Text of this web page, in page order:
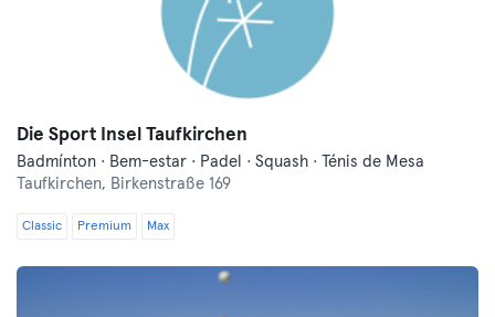
Die Sport Insel Taufkirchen
Badmínton · Bem-estar · Padel · Squash · Ténis de Mesa
Taufkirchen, Birkenstraße 169
Classic Premium Max